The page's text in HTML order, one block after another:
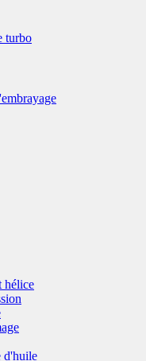
turbo
hélice
d'huile